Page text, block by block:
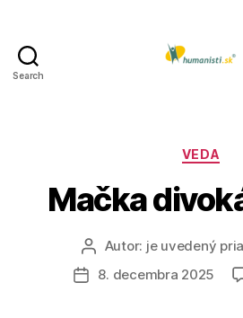
Search
VEDA
Mačka
Autor
článku
Autor: je uvedený
Dátum
8. decembra 2025